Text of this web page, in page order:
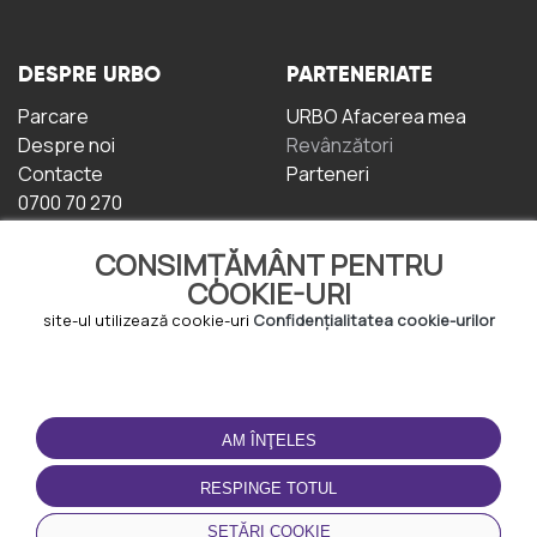
CONSIMȚĂMÂNT PENTRU
COOKIE-URI
site-ul utilizează cookie-uri Confidențialitatea cookie-urilor
AM ÎNŢELES
RESPINGE TOTUL
SETĂRI COOKIE
DESPRE URBO
Parcare
Despre noi
Contacte
0700 70 270
PARTENERIATE
URBO Afacerea mea
Revânzători
Parteneri
TERMENI DE UTILIZARE
Termeni și condiții
Politica de
Confidențialitate
Politica de cookie-uri
DESCĂRCAȚI
APLICAȚIA